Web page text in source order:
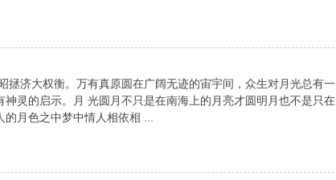
济大权衡。万有真原圆在广阔无迹的宙宇间，众生对月光总有一
灵的启示。月 光圆月不只是在南海上的月亮才圆明月也不是只在
月色之中梦中情人相依相 ...